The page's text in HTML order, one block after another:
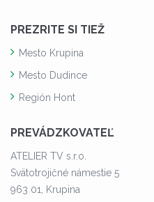
PREZRITE SI TIEŽ
Mesto Krupina
Mesto Dudince
Región Hont
PREVÁDZKOVATEĽ
ATELIER TV s.r.o.
Svätotrojičné námestie 5
963 01, Krupina